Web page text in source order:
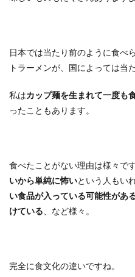
日本では当たり前のように食べ
トラーメンが、国によっては当
私はカップ麺を生まれて一度も
ったこともあります。
食べたことがない理由は様々です
いから単純に怖いという人もいれ
い食品が入っている可能性があ
けている 、など様々。
完全に食文化の違いですね。